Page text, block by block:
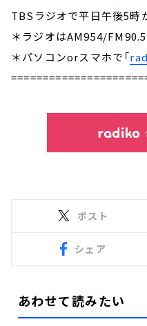
TBSラジオで平日午後5時
＊ラジオはAM954/FM90.5
＊パソコンorスマホで「
ポスト
シェア
あわせて読みたい